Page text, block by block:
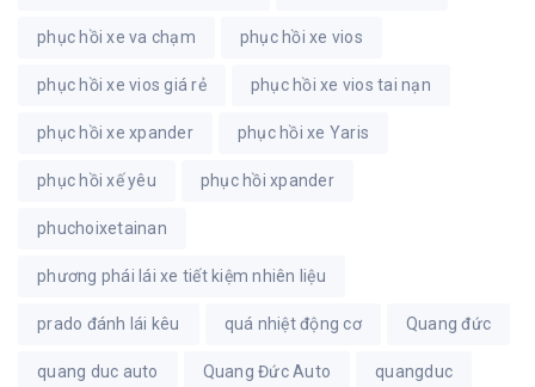
phục hồi xe va chạm phục hồi xe vios
phục hồi xe vios giá rẻ phục hồi xe vios tai nạn
phục hồi xe xpander phục hồi xe Yaris
phục hồi xế yêu phục hồi xpander
phuchoixetainan
phương phái lái xe tiết kiệm nhiên liệu
prado đánh lái kêu quá nhiệt động cơ Quang đức
quang duc auto Quang Đức Auto quangduc